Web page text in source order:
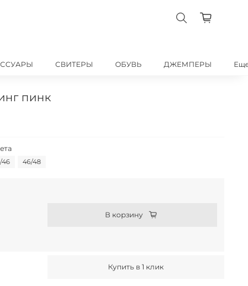
СВИТЕРЫ ОБУВЬ ДЖЕМПЕРЫ
пинк
46 46/48
В корзину
Купить в 1 клик